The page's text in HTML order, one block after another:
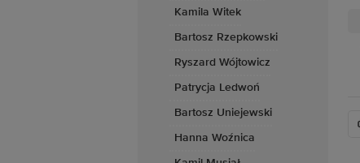
Kamila Witek
Bartosz Rzepkowski
Ryszard Wójtowicz
Patrycja Ledwoń
Bartosz Uniejewski
Hanna Woźnica